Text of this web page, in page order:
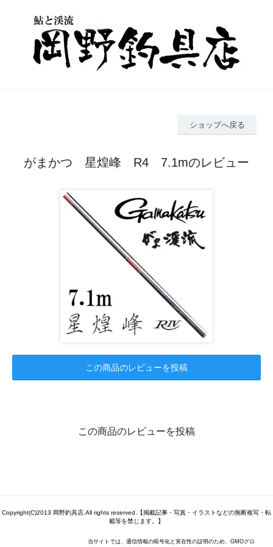
ショップへ戻る
がまかつ 星煌峰 R4 7.1mのレビュー
この商品のレビューを投稿
この商品のレビューを投稿
Copyright(C)2013 岡野釣具店.All rights reserved.【掲載記事・写真・イラストなどの無断複写・転
載等を禁じます。】
当サイトでは、通信情報の暗号化と実在性の証明のため、GMOグロ